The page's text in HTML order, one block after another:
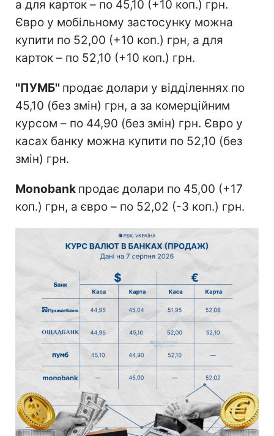
а для карток – по 45,10 (+10 коп.) грн.
Євро у мобільному застосунку можна
купити по 52,00 (+10 коп.) грн, а для
карток – по 52,10 (+10 коп.) грн.
''ПУМБ'' продає долари у відділеннях по
45,10 (без змін) грн, а за комерційним
курсом – по 44,90 (без змін) грн. Євро у
касах банку можна купити по 52,10 (без
змін) грн.
Monobank продає долари по 45,00 (+17
коп.) грн, а євро – по 52,02 (-3 коп.) грн.